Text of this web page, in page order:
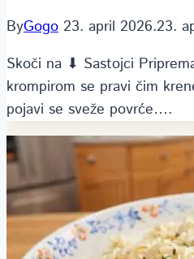
ByGogo 23. april 2026.23.
Skoči na ⬇ Sastojci
krompirom se pravi čim
pojavi se sveže povrće….